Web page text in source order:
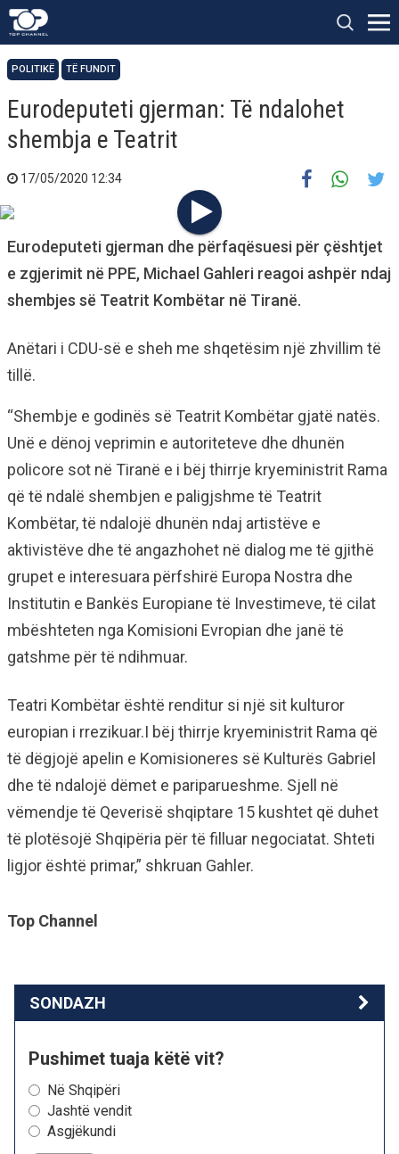
POLITIKË TË FUNDIT
Eurodeputeti gjerman: Të ndalohet
shembja e Teatrit
17/05/2020 12:34
Eurodeputeti gjerman dhe përfaqësuesi për çështjet
e zgjerimit në PPE, Michael Gahleri reagoi ashpër ndaj
shembjes së Teatrit Kombëtar në Tiranë.
Anëtari i CDU-së e sheh me shqetësim një zhvillim të
tillë.
“Shembje e godinës së Teatrit Kombëtar gjatë natës.
Unë e dënoj veprimin e autoriteteve dhe dhunën
policore sot në Tiranë e i bëj thirrje kryeministrit Rama
që të ndalë shembjen e paligjshme të Teatrit
Kombëtar, të ndalojë dhunën ndaj artistëve e
aktivistëve dhe të angazhohet në dialog me të gjithë
grupet e interesuara përfshirë Europa Nostra dhe
Institutin e Bankës Europiane të Investimeve, të cilat
mbështeten nga Komisioni Evropian dhe janë të
gatshme për të ndihmuar.
Teatri Kombëtar është renditur si një sit kulturor
europian i rrezikuar.I bëj thirrje kryeministrit Rama që
të dëgjojë apelin e Komisioneres së Kulturës Gabriel
dhe të ndalojë dëmet e pariparueshme. Sjell në
vëmendje të Qeverisë shqiptare 15 kushtet që duhet
të plotësojë Shqipëria për të filluar negociatat. Shteti
ligjor është primar,” shkruan Gahler.
Top Channel
SONDAZH
Pushimet tuaja këtë vit?
Në Shqipëri
Jashtë vendit
Asgjëkundi